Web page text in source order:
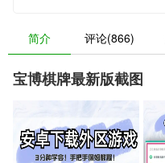
简介 评论(866)
宝博棋牌最新版截图